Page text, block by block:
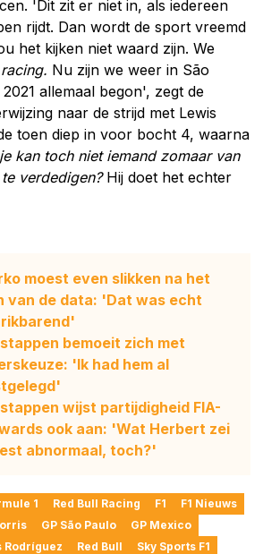
'Dit zit er niet in, als iedereen
rijdt. Dan wordt de sport vreemd
het kijken niet waard zijn. We
Nu zijn we weer in São
allemaal begon', zegt de
naar de strijd met Lewis
toen diep in voor bocht 4, waarna
je kan toch niet iemand zomaar van
verdedigen? Hij doet het echter
moest even slikken na het
van de data: 'Dat was echt
bemoeit zich met
'Ik had hem al
wijst partijdigheid FIA-
ook aan: 'Wat Herbert zei
abnormaal, toch?'
1 Red Bull Racing F1
F1 Nieuws
GP São Paulo
GP Mexico
Rodríguez
Red Bull Sky Sports F1